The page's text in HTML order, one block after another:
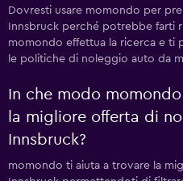
Dovresti usare momondo per
Innsbruck perché potrebbe farti
momondo effettua la ricerca e ti
le politiche di noleggio auto da
In che modo
la migliore offerta di
Innsbruck?
momondo ti aiuta a trovare la